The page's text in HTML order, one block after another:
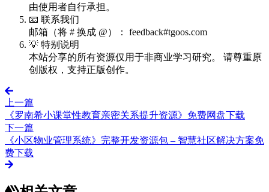
由使用者自行承担。
📧 联系我们
邮箱（将 # 换成 @）： feedback#tgoos.com
💡 特别说明
本站分享的所有资源仅用于非商业学习研究。 请尊重原
创版权，支持正版创作。
上一篇
《罗南希小课堂性教育亲密关系提升资源》免费网盘下载
下一篇
《小区物业管理系统》完整开发资源包 – 智慧社区解决方案免
费下载